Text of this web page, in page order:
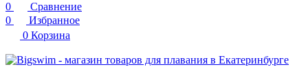
0
Сравнение
0
Избранное
0 Корзина